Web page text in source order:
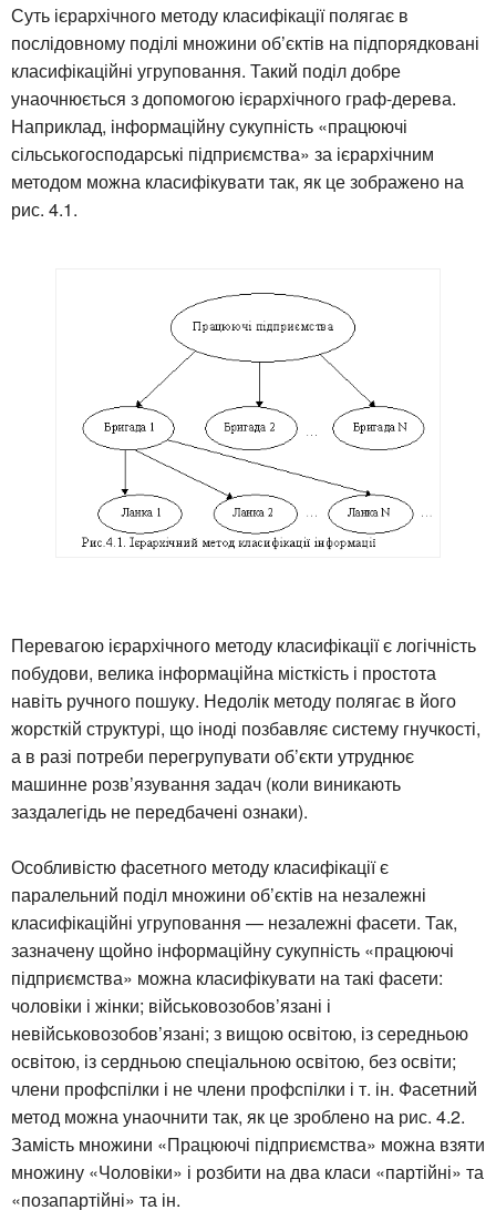
Суть ієрархічного методу класифікації полягає в
послідовному поділі множини об’єктів на підпорядковані
класифікаційні угруповання. Такий поділ добре
унаочнюється з допомогою ієрархічного граф-дерева.
Наприклад, інформаційну сукупність «працюючі
сільськогосподарські підприємства» за ієрархічним
методом можна класифікувати так, як це зображено на
рис. 4.1.
Перевагою ієрархічного методу класифікації є логічність
побудови, велика інформаційна місткість і простота
навіть ручного пошуку. Недолік методу полягає в його
жорсткій структурі, що іноді позбавляє систему гнучкості,
а в разі потреби перегрупувати об’єкти утруднює
машинне розв’язування задач (коли виникають
заздалегідь не передбачені ознаки).
Особливістю фасетного методу класифікації є
паралельний поділ множини об’єктів на незалежні
класифікаційні угруповання — незалежні фасети. Так,
зазначену щойно інформаційну сукупність «працюючі
підприємства» можна класифікувати на такі фасети:
чоловіки і жінки; військовозобов’язані і
невійськовозобов’язані; з вищою освітою, із середньою
освітою, із сердньою спеціальною освітою, без освіти;
члени профспілки і не члени профспілки і т. ін. Фасетний
метод можна унаочнити так, як це зроблено на рис. 4.2.
Замість множини «Працюючі підприємства» можна взяти
множину «Чоловіки» і розбити на два класи «партійні» та
«позапартійні» та ін.